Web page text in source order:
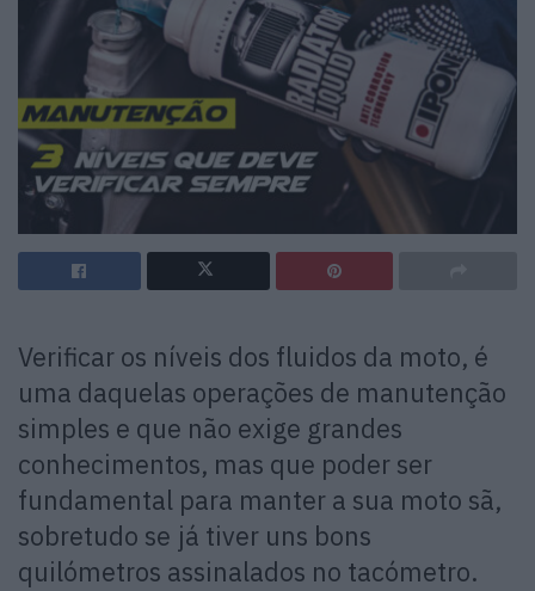
Verificar os níveis dos fluidos da moto, é
uma daquelas operações de manutenção
simples e que não exige grandes
conhecimentos, mas que poder ser
fundamental para manter a sua moto sã,
sobretudo se já tiver uns bons
quilómetros assinalados no tacómetro.